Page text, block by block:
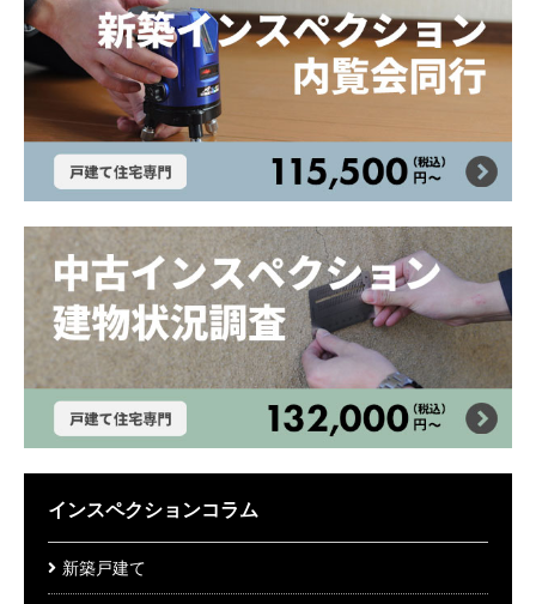
インスペクションコラム
新築戸建て